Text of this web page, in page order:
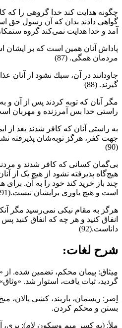
چگونه هدايت كند خدا گروهى را كه
گواهى دادند بدان كه آن رسول حق
آمد و خدا هدايت نمى‌كند گروه ستمكار
پاداش آنان همين است كه بر
مردمان همگى. (87)
جاودانند در آن، سبك نشود از آنان
گيرند. (88)
مگر آنان كه توبه كردند پس از آن و
راستى خدا بس آمرزنده و مهربان است.
به راستی آنان كه كافر شدند بعد از
جهت كفر، هرگز توبه‌شان پذيرفته
(90)
بی‌گمان كسانى كه كافر شدند و
هيچ‌گاه پذيرفته نشود از هيچ یک از
چند باز خريد كند خود را به آن.
است و هيچ ياورى برايشان نيست.(91)
هرگز به مقام نيكى نمى‌رسيد مگر
انفاق كنيد و هر چه كه انفاق كنيد
داناست.(92)
شرح لغات:
مِيثاق: پيمان محكم، تضمين شده.
گرديد، ثبات يافت، استوار شد.
اِصر: ريسمان، باربند، كشى پالان،
بستن و محكم كردن.
مِلأ: (به كسر ميم وسكون لام):